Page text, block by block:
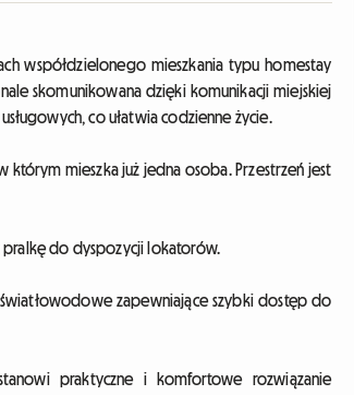
współdzielonego mieszkania typu homestay
skomunikowana dzięki komunikacji miejskiej
co ułatwia codzienne życie.
którym mieszka już jedna osoba. Przestrzeń jest
pralkę do dyspozycji lokatorów.
zapewniające szybki dostęp do
praktyczne i komfortowe rozwiązanie